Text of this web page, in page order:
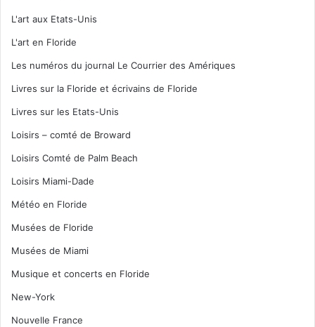
L'art aux Etats-Unis
L'art en Floride
Les numéros du journal Le Courrier des Amériques
Livres sur la Floride et écrivains de Floride
Livres sur les Etats-Unis
Loisirs – comté de Broward
Loisirs Comté de Palm Beach
Loisirs Miami-Dade
Météo en Floride
Musées de Floride
Musées de Miami
Musique et concerts en Floride
New-York
Nouvelle France